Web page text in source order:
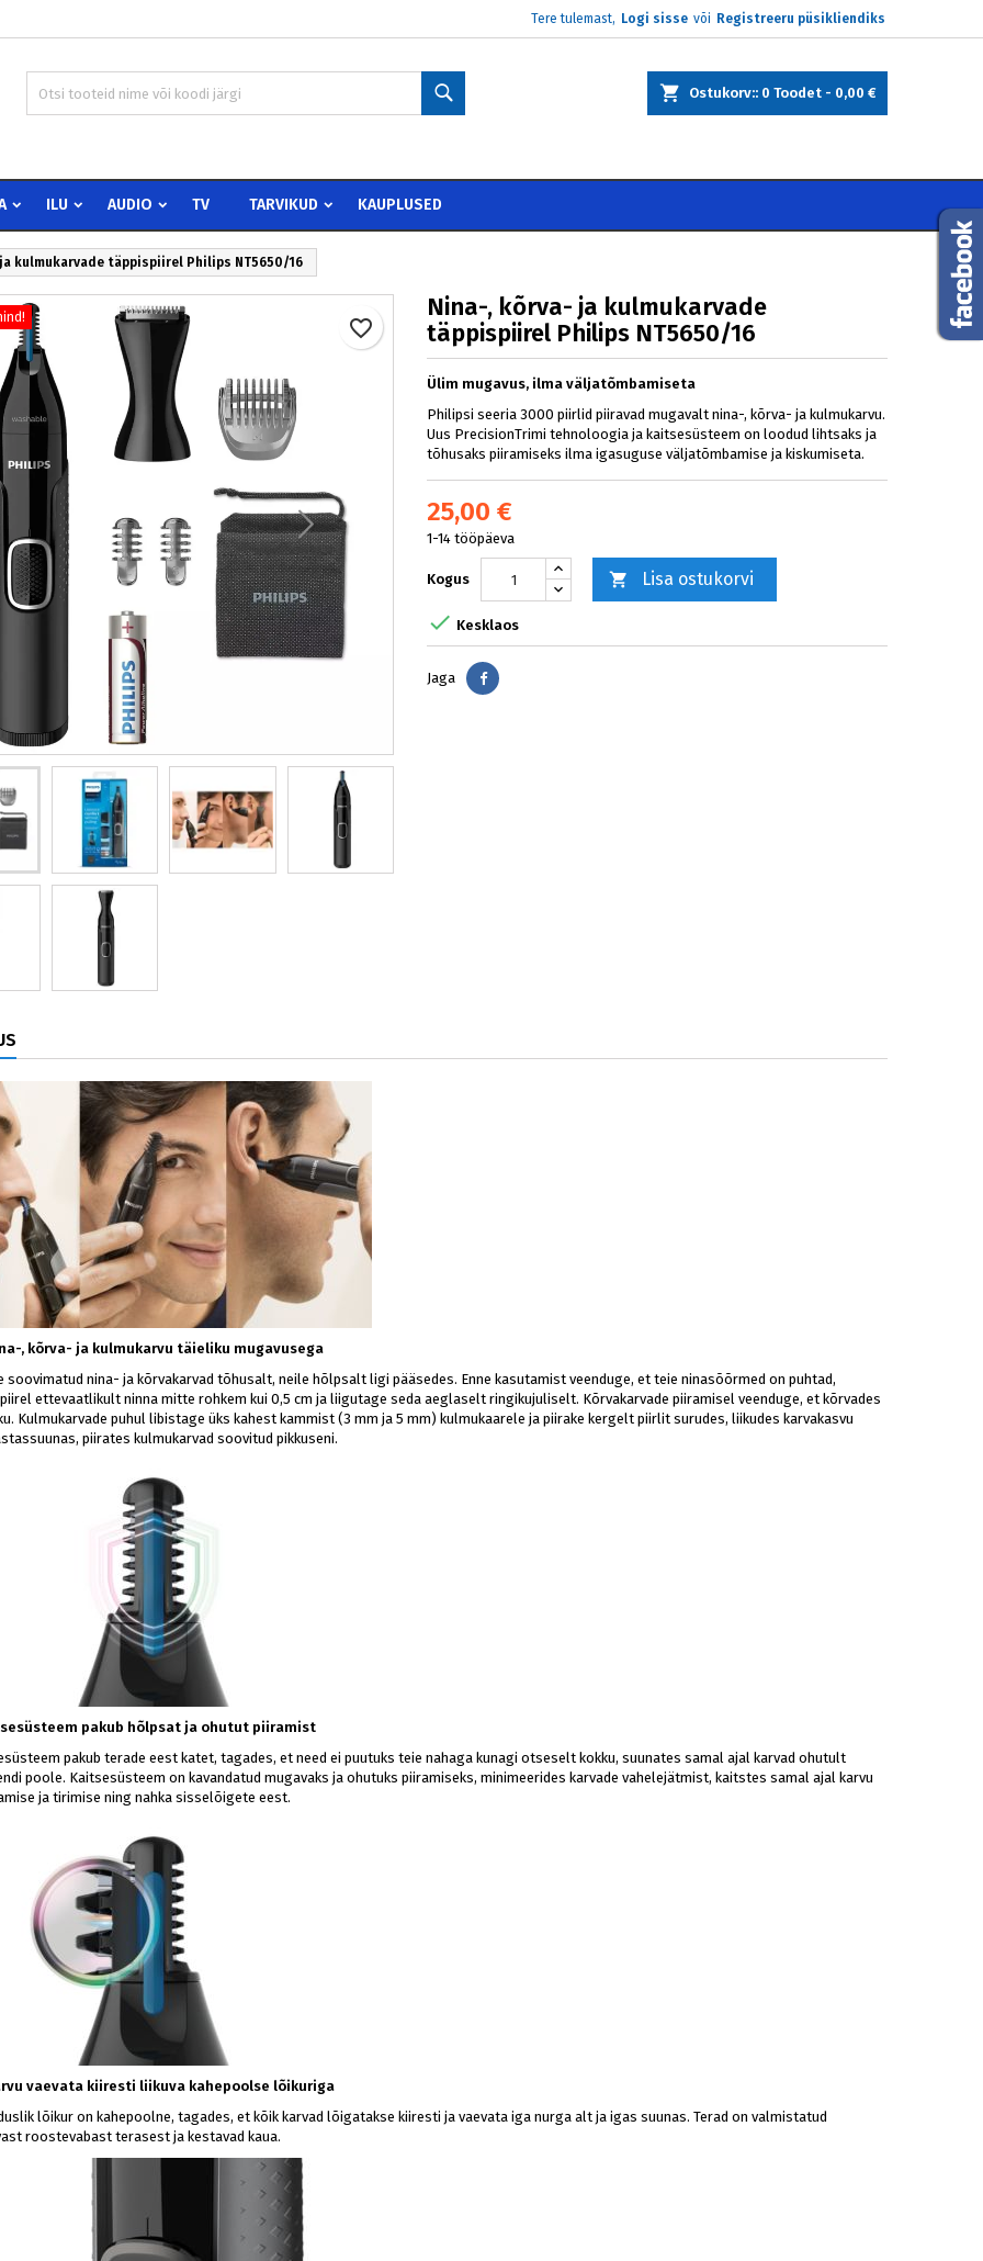
Tere tulemast, Logi sisse või Registreeru püsikliendiks
Ostukorv: 0 Toodet - 0,00 €
ILU AUDIO TV TARVIKUD KAUPLUSED
kulmukarvade täppispiirel Philips NT5650/16
Nina-, kõrva- ja kulmukarvade
täppispiirel Philips NT5650/16
Ülim mugavus, ilma väljatõmbamiseta
Philipsi seeria 3000 piirlid piiravad mugavalt nina-, kõrva- ja kulmukarvu.
Uus PrecisionTrimi tehnoloogia ja kaitsesüsteem on loodud lihtsaks ja
tõhusaks piiramiseks ilma igasuguse väljatõmbamise ja kiskumiseta.
25,00 €
1-14 tööpäeva
Kogus  Lisa ostukorvi
favorite_border
 Kesklaos
Jaga Jaga
, kõrva- ja kulmukarvu täieliku mugavusega
soovimatud nina- ja kõrvakarvad tõhusalt, neile hõlpsalt ligi pääsedes. Enne kasutamist veenduge, et teie ninasõõrmed on puhtad,
ettevaatlikult ninna mitte rohkem kui 0,5 cm ja liigutage seda aeglaselt ringikujuliselt. Kõrvakarvade piiramisel veenduge, et kõrvades
Kulmukarvade puhul libistage üks kahest kammist (3 mm ja 5 mm) kulmukaarele ja piirake kergelt piirlit surudes, liikudes karvakasvu
piirates kulmukarvad soovitud pikkuseni.
pakub hõlpsat ja ohutut piiramist
pakub terade eest katet, tagades, et need ei puutuks teie nahaga kunagi otseselt kokku, suunates samal ajal karvad ohutult
poole. Kaitsesüsteem on kavandatud mugavaks ja ohutuks piiramiseks, minimeerides karvade vahelejätmist, kaitstes samal ajal karvu
ja tirimise ning nahka sisselõigete eest.
vaevata kiiresti liikuva kahepoolse lõikuriga
lõikur on kahepoolne, tagades, et kõik karvad lõigatakse kiiresti ja vaevata iga nurga alt ja igas suunas. Terad on valmistatud
roostevabast terasest ja kestavad kaua.
Create new list
peate olema sisselogitud, et tooteid soovinimekirja lisada.